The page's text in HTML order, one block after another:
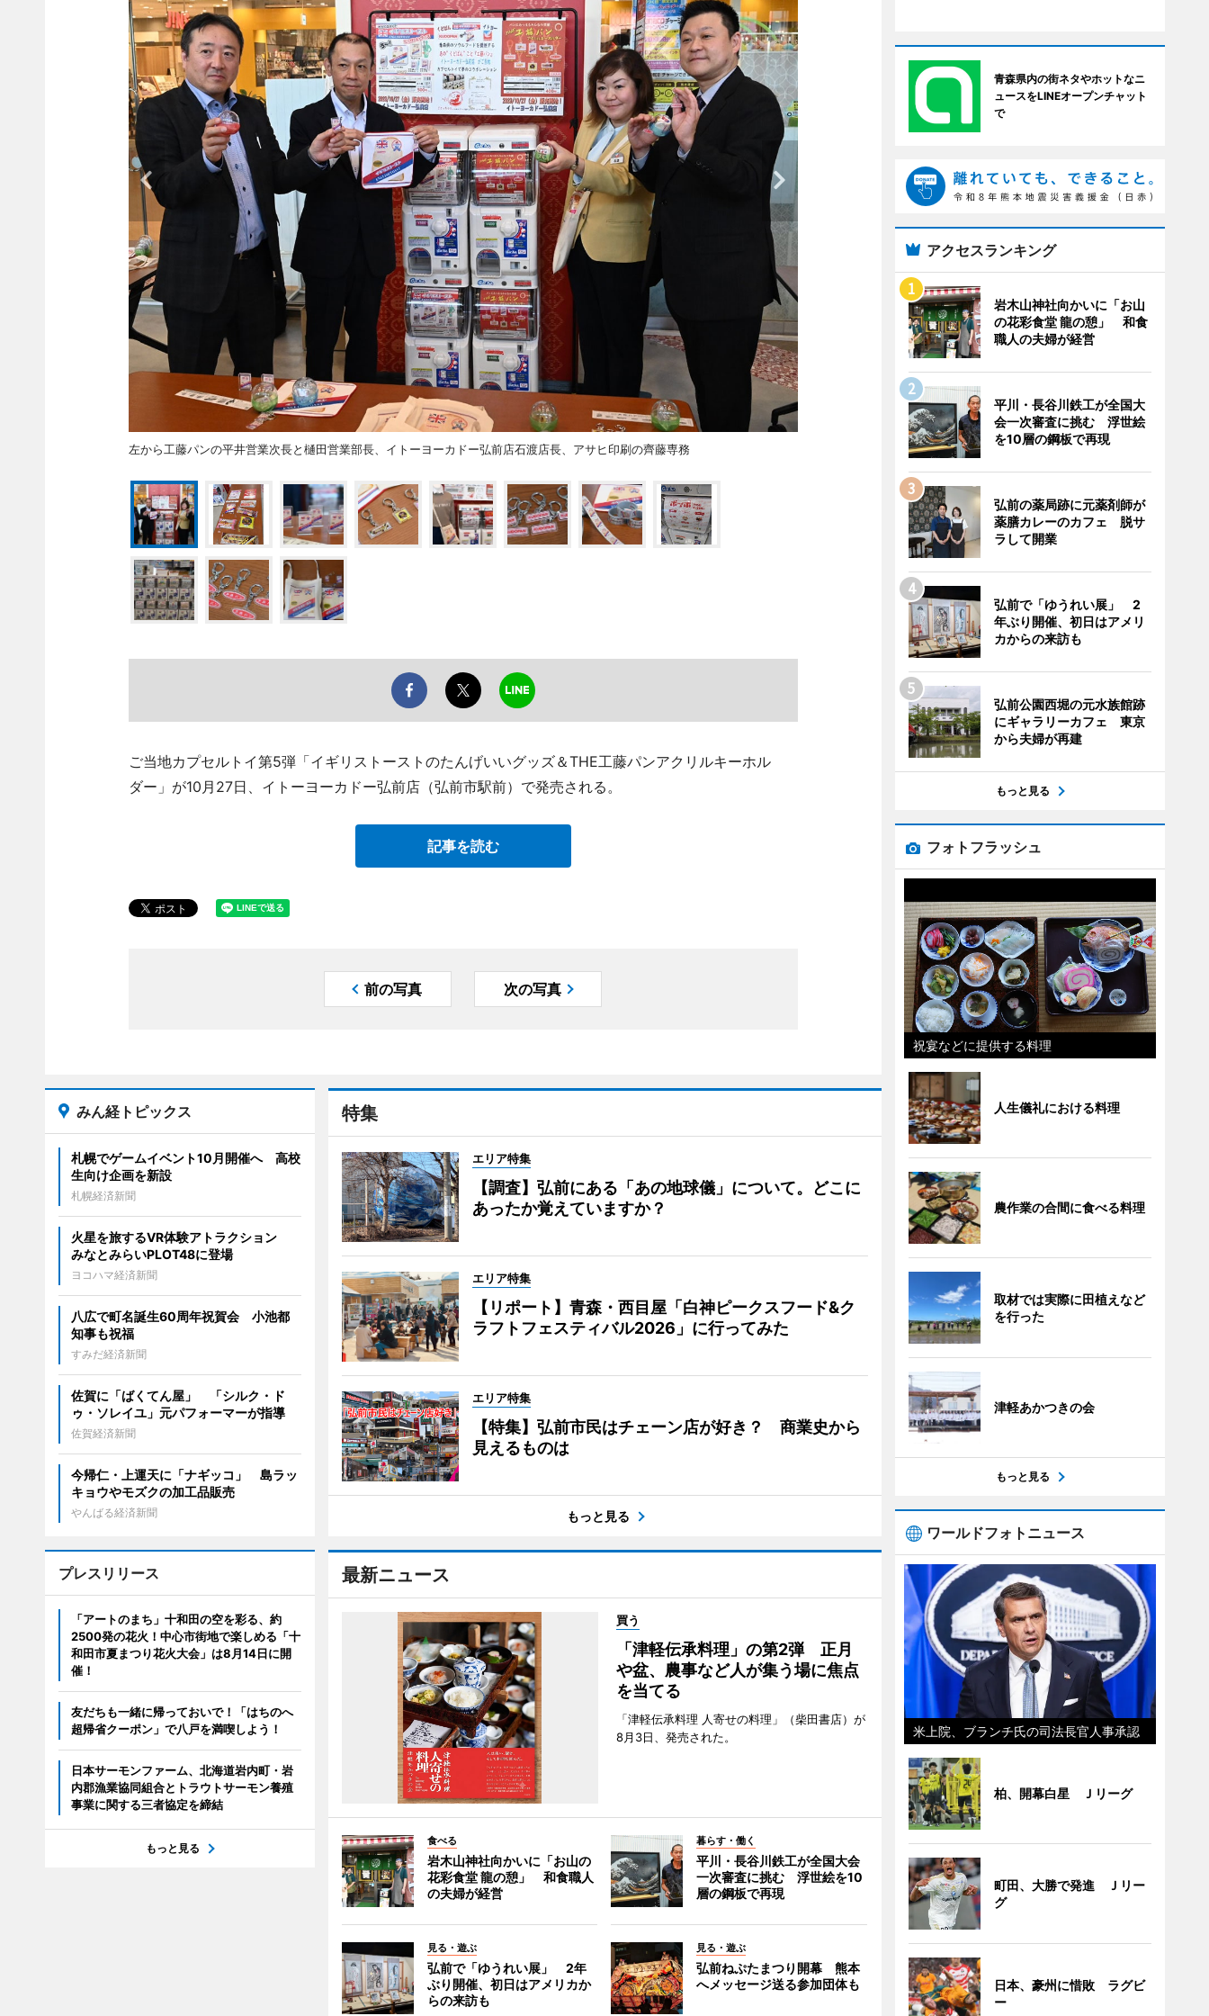
左から工藤パンの平井営業次長と樋田営業部長、イトーヨーカドー弘前店石渡店長、アサヒ印刷の齊藤専務
ご当地カプセルトイ第5弾「イギリストーストのたんげいいグッズ＆THE工藤パンアクリルキーホル
ダー」が10月27日、イトーヨーカドー弘前店（弘前市駅前）で発売される。
記事を読む
前の写真 次の写真
特集
エリア特集
【調査】弘前にある「あの地球儀」について。どこに
あったか覚えていますか？
エリア特集
【リポート】青森・西目屋「白神ピークスフード&ク
ラフトフェスティバル2026」に行ってみた
エリア特集
【特集】弘前市民はチェーン店が好き？ 商業史から
見えるものは
もっと見る
最新ニュース
買う
「津軽伝承料理」の第2弾 正月
や盆、農事など人が集う場に焦点
を当てる
「津軽伝承料理 人寄せの料理」（柴田書店）が
8月3日、発売された。
食べる
岩木山神社向かいに「お山の
花彩食堂 龍の憩」 和食職人
の夫婦が経営
暮らす・働く
平川・長谷川鉄工が全国大会
一次審査に挑む 浮世絵を10
層の鋼板で再現
見る・遊ぶ
弘前で「ゆうれい展」 2年
ぶり開催、初日はアメリカか
らの来訪も
見る・遊ぶ
弘前ねぷたまつり開幕 熊本
へメッセージ送る参加団体も
みん経トピックス
札幌でゲームイベント10月開催へ 高校
生向け企画を新設
札幌経済新聞
火星を旅するVR体験アトラクション
みなとみらいPLOT48に登場
ヨコハマ経済新聞
八広で町名誕生60周年祝賀会 小池都
知事も祝福
すみだ経済新聞
佐賀に「ばくてん屋」 「シルク・ド
ゥ・ソレイユ」元パフォーマーが指導
佐賀経済新聞
今帰仁・上運天に「ナギッコ」 島ラッ
キョウやモズクの加工品販売
やんばる経済新聞
プレスリリース
「アートのまち」十和田の空を彩る、約
2500発の花火！中心市街地で楽しめる「十
和田市夏まつり花火大会」は8月14日に開
催！
友だちも一緒に帰っておいで！「はちのへ
超帰省クーポン」で八戸を満喫しよう！
日本サーモンファーム、北海道岩内町・岩
内郡漁業協同組合とトラウトサーモン養殖
事業に関する三者協定を締結
もっと見る
青森県内の街ネタやホットなニ
ュースをLINEオープンチャット
で
アクセスランキング
岩木山神社向かいに「お山
の花彩食堂 龍の憩」 和食
職人の夫婦が経営
平川・長谷川鉄工が全国大
会一次審査に挑む 浮世絵
を10層の鋼板で再現
弘前の薬局跡に元薬剤師が
薬膳カレーのカフェ 脱サ
ラして開業
弘前で「ゆうれい展」 2
年ぶり開催、初日はアメリ
カからの来訪も
弘前公園西堀の元水族館跡
にギャラリーカフェ 東京
から夫婦が再建
もっと見る
フォトフラッシュ
祝宴などに提供する料理
人生儀礼における料理
農作業の合間に食べる料理
取材では実際に田植えなど
を行った
津軽あかつきの会
もっと見る
ワールドフォトニュース
米上院、ブランチ氏の司法長官人事承認
柏、開幕白星 Ｊリーグ
町田、大勝で発進 Ｊリー
グ
日本、豪州に惜敗 ラグビ
ー